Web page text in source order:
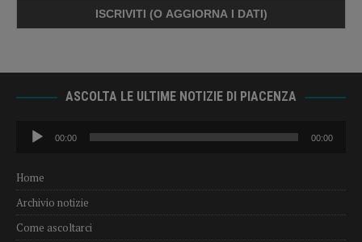
ASCOLTA LE ULTIME NOTIZIE DI PIACENZA
Audio
Player
00:00 00:00
Home
Archivio notizie
Come ascoltarci